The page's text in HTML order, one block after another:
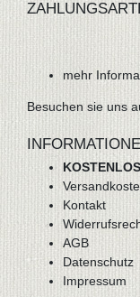
mehr
Besuchen sie uns
Kontakt
AGB
Datenschutz
Impressum